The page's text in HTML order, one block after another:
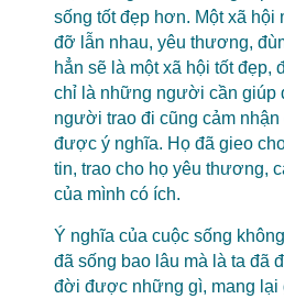
sống tốt đẹp hơn. Một xã
đỡ lẫn nhau, yêu thương,
hẳn sẽ là một xã hội tốt đẹp,
chỉ là những người cần giúp
người trao đi cũng cảm
được ý nghĩa. Họ đã gieo
tin, trao cho họ yêu thương,
của mình có ích.
Ý nghĩa của cuộc sống
đã sống bao lâu mà là ta đã
đời được những gì, mang lại